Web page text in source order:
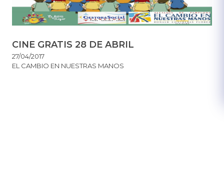
CINE GRATIS 28 DE ABRIL
27/04/2017
EL CAMBIO EN NUESTRAS MANOS